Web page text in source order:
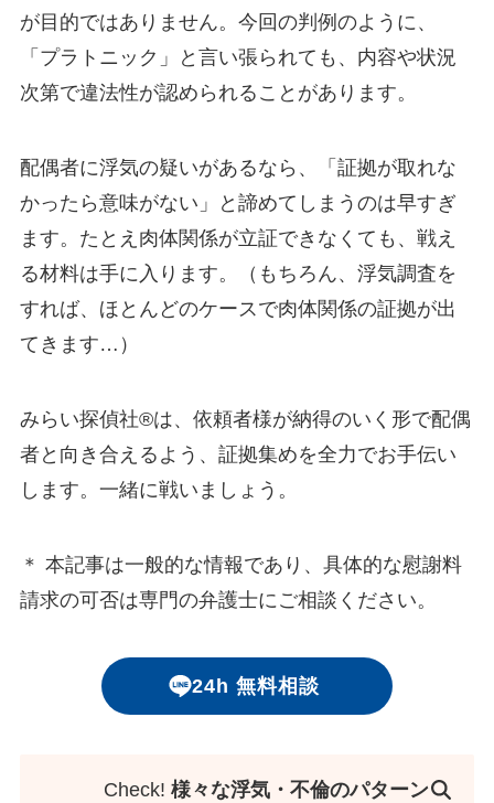
が目的ではありません。今回の判例のように、
「プラトニック」と言い張られても、内容や状況
次第で違法性が認められることがあります。
配偶者に浮気の疑いがあるなら、「証拠が取れな
かったら意味がない」と諦めてしまうのは早すぎ
ます。たとえ肉体関係が立証できなくても、戦え
る材料は手に入ります。（もちろん、浮気調査を
すれば、ほとんどのケースで肉体関係の証拠が出
てきます…）
みらい探偵社®︎は、依頼者様が納得のいく形で配偶
者と向き合えるよう、証拠集めを全力でお手伝い
します。一緒に戦いましょう。
＊ 本記事は一般的な情報であり、具体的な慰謝料
請求の可否は専門の弁護士にご相談ください。
24h 無料相談
Check!様々な浮気・不倫のパターン